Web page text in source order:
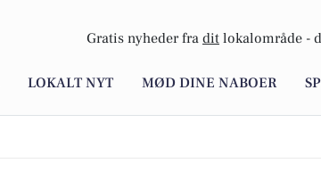
Gratis nyheder fra dit lokalområde -
LOKALT NYT MØD DINE NABOER